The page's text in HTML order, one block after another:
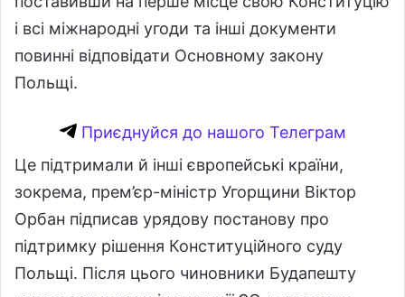
і всі міжнародні угоди та інші документи
повинні відповідати Основному закону
Польщі.
Приєднуйся до нашого Телеграм
Це підтримали й інші європейські країни,
зокрема, прем’єр-міністр Угорщини Віктор
Орбан підписав урядову постанову про
підтримку рішення Конституційного суду
Польщі. Після цього чиновники Будапешту